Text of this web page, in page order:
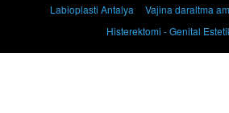
Labioplasti Antalya
Vajina daraltma
Histerektomi - Genital